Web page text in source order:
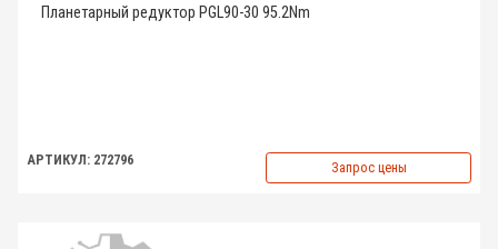
Планетарный редуктор PGL90-30 95.2Nm
АРТИКУЛ: 272796 Запрос цены